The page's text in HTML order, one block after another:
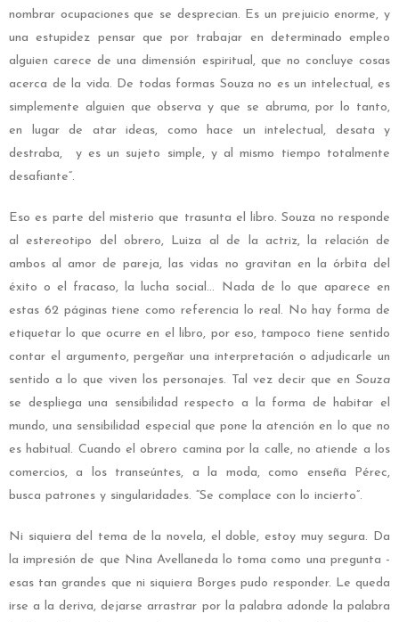
nombrar ocupaciones que se desprecian. Es un prejuicio enorme, y
una estupidez pensar que por trabajar en determinado empleo
alguien carece de una dimensión espiritual, que no concluye cosas
acerca de la vida. De todas formas Souza no es un intelectual, es
simplemente alguien que observa y que se abruma, por lo tanto,
en lugar de atar ideas, como hace un intelectual, desata y
destraba, y es un sujeto simple, y al mismo tiempo totalmente
desafiante”.
Eso es parte del misterio que trasunta el libro. Souza no responde
al estereotipo del obrero, Luiza al de la actriz, la relación de
ambos al amor de pareja, las vidas no gravitan en la órbita del
éxito o el fracaso, la lucha social… Nada de lo que aparece en
estas 62 páginas tiene como referencia lo real. No hay forma de
etiquetar lo que ocurre en el libro, por eso, tampoco tiene sentido
contar el argumento, pergeñar una interpretación o adjudicarle un
sentido a lo que viven los personajes. Tal vez decir que en Souza
se despliega una sensibilidad respecto a la forma de habitar el
mundo, una sensibilidad especial que pone la atención en lo que no
es habitual. Cuando el obrero camina por la calle, no atiende a los
comercios, a los transeúntes, a la moda, como enseña Pérec,
busca patrones y singularidades. “Se complace con lo incierto”.
Ni siquiera del tema de la novela, el doble, estoy muy segura. Da
la impresión de que Nina Avellaneda lo toma como una pregunta -
esas tan grandes que ni siquiera Borges pudo responder. Le queda
irse a la deriva, dejarse arrastrar por la palabra adonde la palabra